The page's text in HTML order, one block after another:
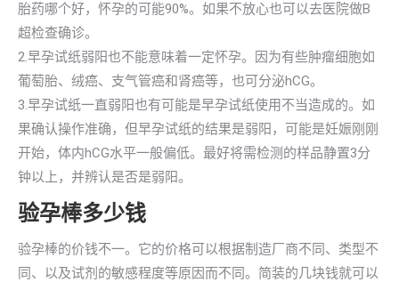
胎药哪个好，怀孕的可能90%。如果不放心也可以去医院做B
超检查确诊。
2.早孕试纸弱阳也不能意味着一定怀孕。因为有些肿瘤细胞如
葡萄胎、绒癌、支气管癌和肾癌等，也可分泌hCG。
3.早孕试纸一直弱阳也有可能是早孕试纸使用不当造成的。如
果确认操作准确，但早孕试纸的结果是弱阳，可能是妊娠刚刚
开始，体内hCG水平一般偏低。最好将需检测的样品静置3分
钟以上，并辨认是否是弱阳。
验孕棒多少钱
验孕棒的价钱不一。它的价格可以根据制造厂商不同、类型不
同、以及试剂的敏感程度等原因而不同。简装的几块钱就可以